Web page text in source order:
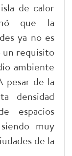
de calor
que la
ya no es
un requisito
ambiente
pesar de la
densidad
espacios
muy
de la